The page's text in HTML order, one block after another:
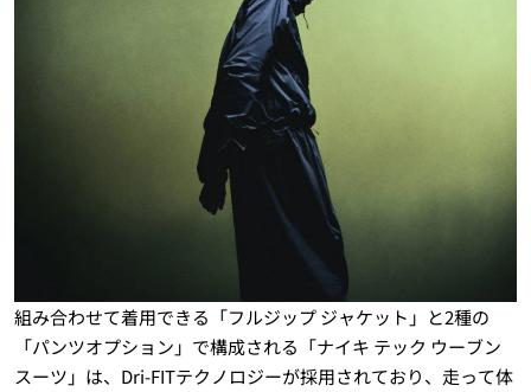
組み合わせて着用できる「フルジップ ジャケット」と2種の
「パンツオプション」で構成される「ナイキ テック ウーブン
スーツ」は、Dri-FITテクノロジーが採用されており、走って体